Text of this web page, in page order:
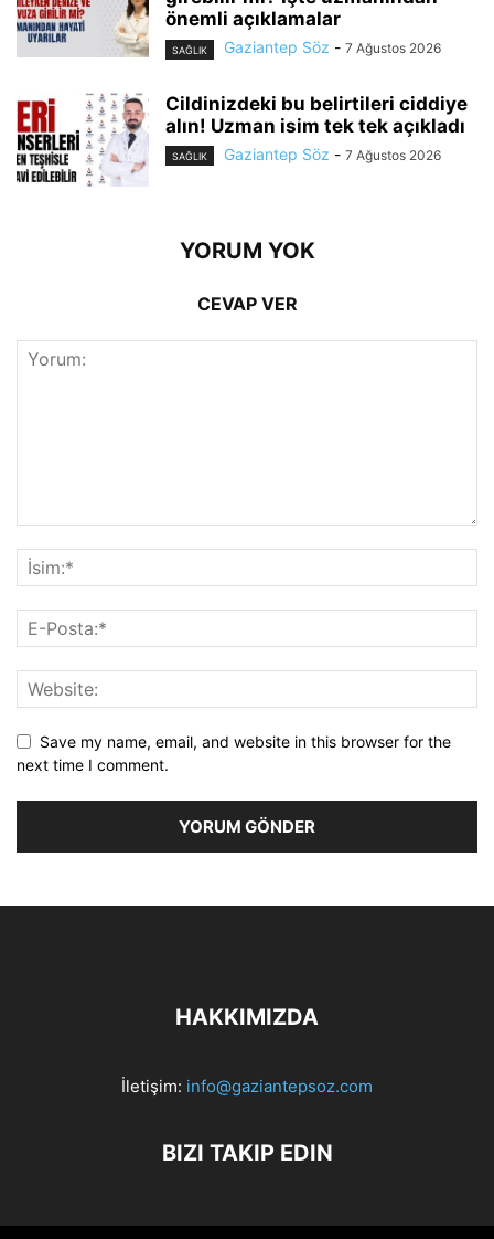
önemli açıklamalar
SAĞLIK Gaziantep Söz - 7 Ağustos 2026
Cildinizdeki bu belirtileri ciddiye
alın! Uzman isim tek tek açıkladı
SAĞLIK Gaziantep Söz - 7 Ağustos 2026
YORUM YOK
CEVAP VER
Save my name, email, and website in this browser for the
next time I comment.
HAKKIMIZDA
İletişim: info@gaziantepsoz.com
BIZI TAKIP EDIN